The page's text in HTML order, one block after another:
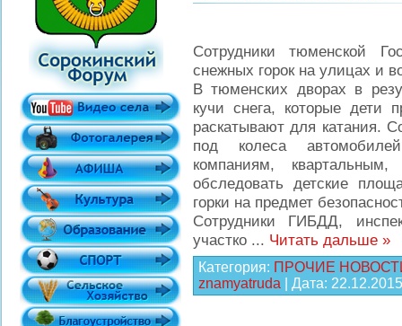
Сотрудники тюменской
снежных горок на улицах и
В тюменских дворах в
кучи снега, которые дети
раскатывают для катания.
под колеса
компаниям,
обследовать детские
горки на предмет
Сотрудники ГИБДД,
участко ... Читать дальше »
Категория: ПРОЧИЕ
znamyatruda | Дата: 22.12.2015